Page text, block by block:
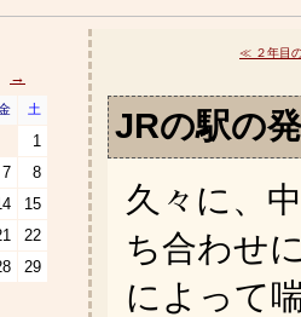
→
土
1
7
8
15
22
29
≪ ２年目
JRの駅の
久々に、
ち合わせ
によって